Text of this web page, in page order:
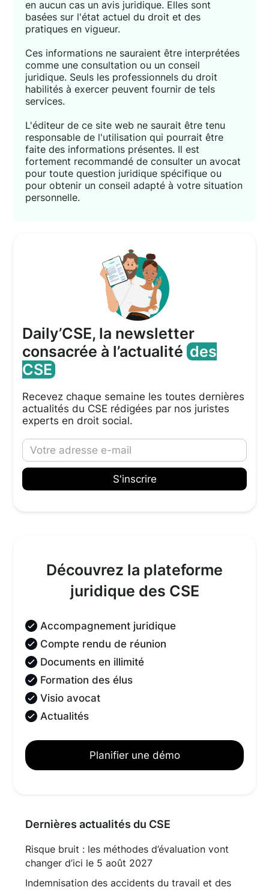
en aucun cas un avis juridique. Elles sont
basées sur l'état actuel du droit et des
pratiques en vigueur.
Ces informations ne sauraient être interprétées
comme une consultation ou un conseil
juridique. Seuls les professionnels du droit
habilités à exercer peuvent fournir de tels
services.
L'éditeur de ce site web ne saurait être tenu
responsable de l'utilisation qui pourrait être
faite des informations présentes. Il est
fortement recommandé de consulter un avocat
pour toute question juridique spécifique ou
pour obtenir un conseil adapté à votre situation
personnelle.
Daily’CSE, la newsletter
consacrée à l’actualitédes
CSE
Recevez chaque semaine les toutes dernières
actualités du CSE rédigées par nos juristes
experts en droit social.
Découvrez la plateforme
juridique des CSE
Accompagnement juridique
Compte rendu de réunion
Documents en illimité
Formation des élus
Visio avocat
Actualités
Planifier une démo
Dernières actualités du CSE
Risque bruit : les méthodes d’évaluation vont
changer d’ici le 5 août 2027
Indemnisation des accidents du travail et des